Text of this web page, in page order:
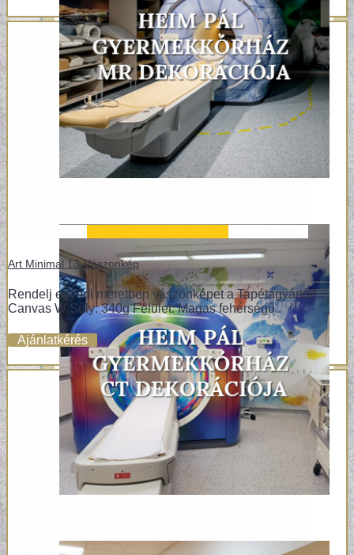
Art Minimal 13-Vászonkép
Rendelj egyedi méretben vászonképet a Tapétagyártól!
Canvas W Súly: 340g Felület: Magas fehérségű..
Ajánlatkérés